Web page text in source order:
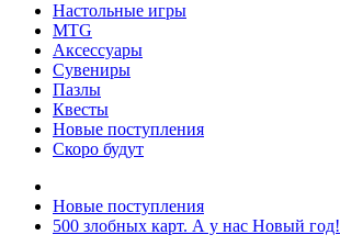
Настольные игры
MTG
Аксессуары
Сувениры
Пазлы
Квесты
Новые поступления
Скоро будут
Новые поступления
500 злобных карт. А у нас Новый год!